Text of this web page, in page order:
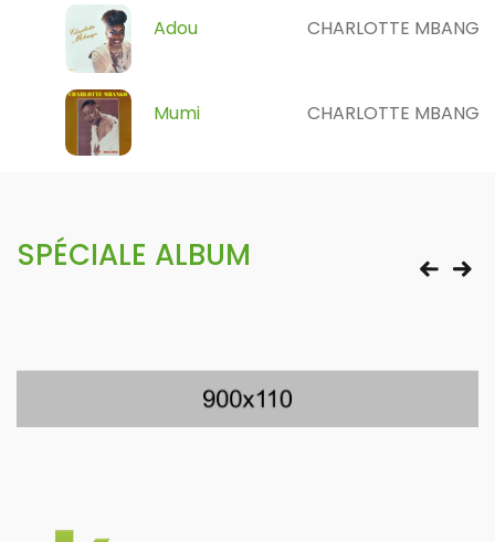
Adou CHARLOTTE MBANGO
Mumi CHARLOTTE MBANGO
SPÉCIALE ALBUM